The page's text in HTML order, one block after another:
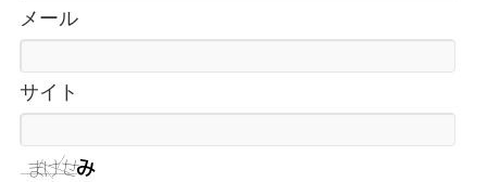
メール
サイト